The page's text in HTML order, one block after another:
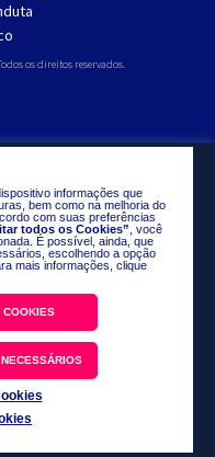
os direitos reservados.
informações que
bem como na melhoria do
com suas preferências
todos os Cookies” , você
É possível, ainda, que
escolhendo a opção
mais informações, clique
COOKIES